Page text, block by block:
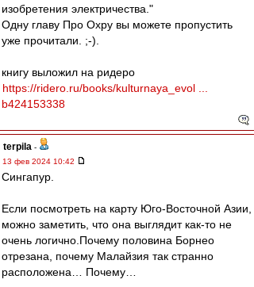
изобретения электричества."
Одну главу Про Охру вы можете пропустить
уже прочитали. ;-).
книгу выложил на ридеро
https://ridero.ru/books/kulturnaya_evol ...
b424153338
terpila -
13 фев 2024 10:42
Сингапур.
Если посмотреть на карту Юго-Восточной Азии,
можно заметить, что она выглядит как-то не
очень логично.Почему половина Борнео
отрезана, почему Малайзия так странно
расположена… Почему…